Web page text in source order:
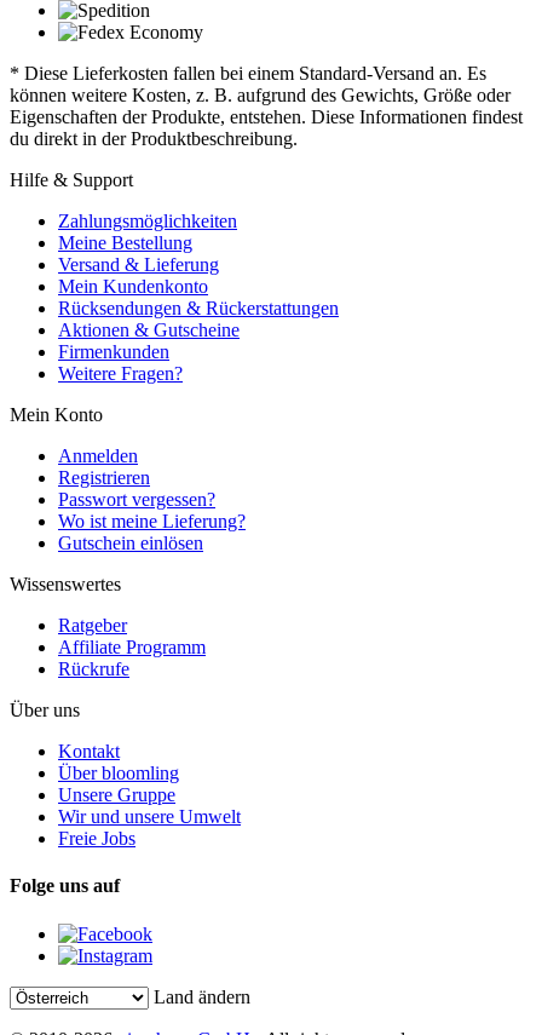
* Diese Lieferkosten fallen bei einem Standard-Versand an. Es
können weitere Kosten, z. B. aufgrund des Gewichts, Größe oder
Eigenschaften der Produkte, entstehen. Diese Informationen findest
du direkt in der Produktbeschreibung.
Hilfe & Support
Zahlungsmöglichkeiten
Meine Bestellung
Versand & Lieferung
Mein Kundenkonto
Rücksendungen & Rückerstattungen
Aktionen & Gutscheine
Firmenkunden
Weitere Fragen?
Mein Konto
Anmelden
Registrieren
Passwort vergessen?
Wo ist meine Lieferung?
Gutschein einlösen
Wissenswertes
Ratgeber
Affiliate Programm
Rückrufe
Über uns
Kontakt
Über bloomling
Unsere Gruppe
Wir und unsere Umwelt
Freie Jobs
Folge uns auf
Land ändern